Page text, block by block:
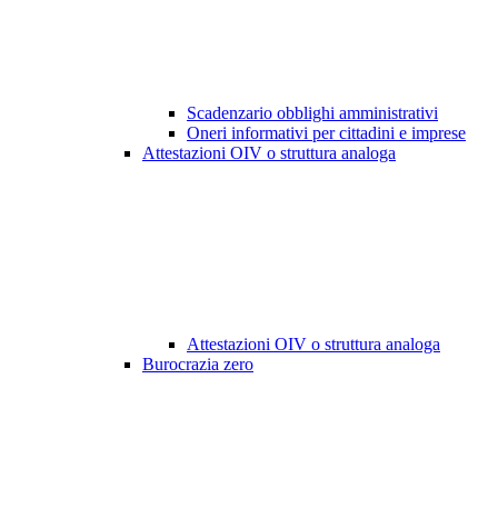
Scadenzario obblighi amministrativi
Oneri informativi per cittadini e imprese
Attestazioni OIV o struttura analoga
Attestazioni OIV o struttura analoga
Burocrazia zero